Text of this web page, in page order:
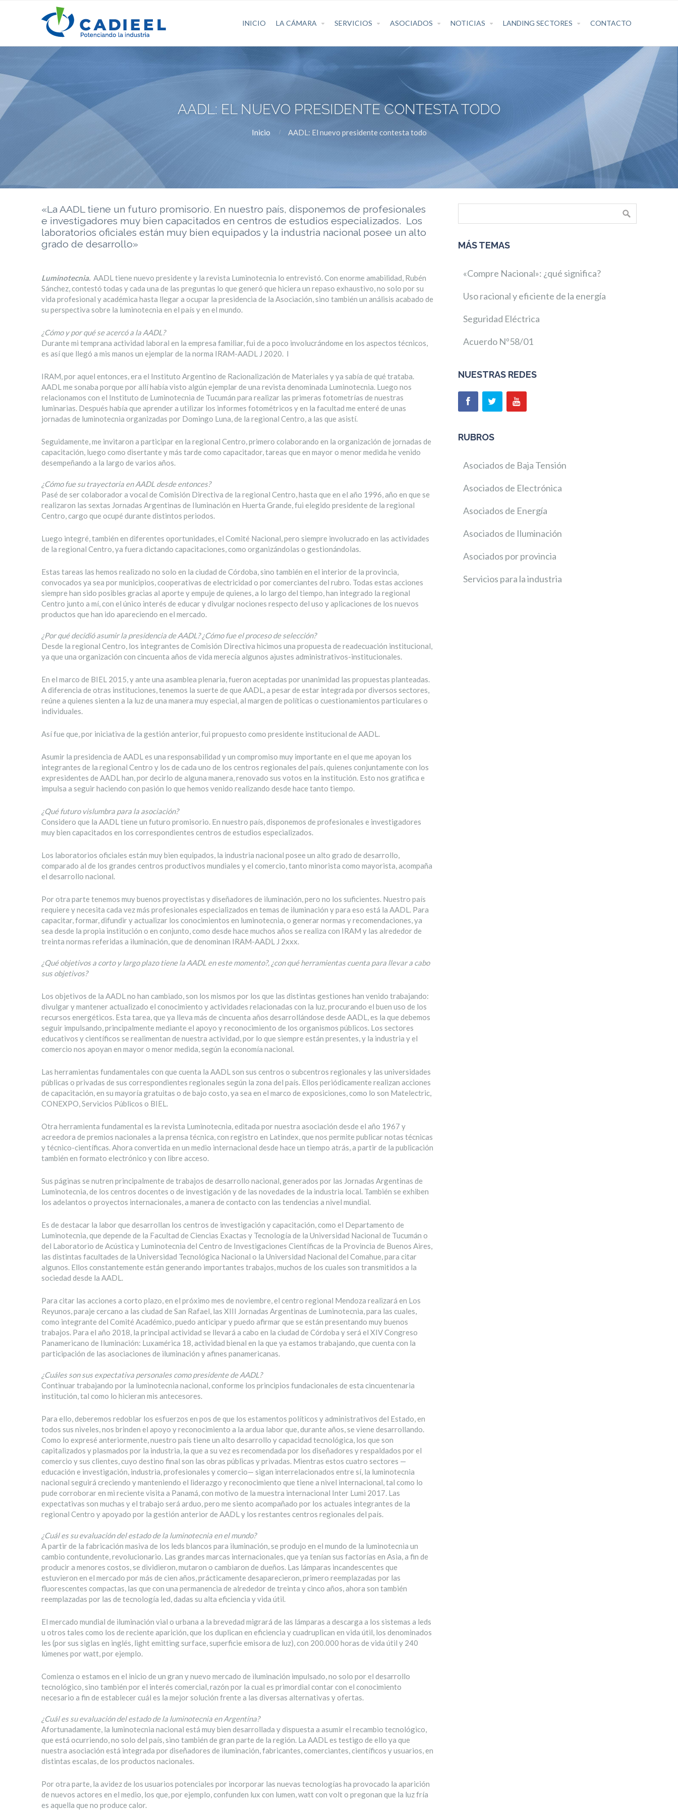
INICIO LA CÁMARA SERVICIOS ASOCIADOS NOTICIAS LANDING SECTORES CONTACTO
AADL: EL NUEVO PRESIDENTE CONTESTA TODO
Inicio AADL: El nuevo presidente contesta todo
«La AADL tiene un futuro promisorio. En nuestro país, disponemos de profesionales
e investigadores muy bien capacitados en centros de estudios especializados. Los
laboratorios oficiales están muy bien equipados y la industria nacional posee un alto
grado de desarrollo»
Luminotecnia. AADL tiene nuevo presidente y la revista Luminotecnia lo entrevistó. Con enorme amabilidad, Rubén
Sánchez, contestó todas y cada una de las preguntas lo que generó que hiciera un repaso exhaustivo, no solo por su
vida profesional y académica hasta llegar a ocupar la presidencia de la Asociación, sino también un análisis acabado de
su perspectiva sobre la luminotecnia en el país y en el mundo.
¿Cómo y por qué se acercó a la AADL?
Durante mi temprana actividad laboral en la empresa familiar, fui de a poco involucrándome en los aspectos técnicos,
es así que llegó a mis manos un ejemplar de la norma IRAM-AADL J 2020. I
IRAM, por aquel entonces, era el Instituto Argentino de Racionalización de Materiales y ya sabía de qué trataba.
AADL me sonaba porque por allí había visto algún ejemplar de una revista denominada Luminotecnia. Luego nos
relacionamos con el Instituto de Luminotecnia de Tucumán para realizar las primeras fotometrías de nuestras
luminarias. Después había que aprender a utilizar los informes fotométricos y en la facultad me enteré de unas
jornadas de luminotecnia organizadas por Domingo Luna, de la regional Centro, a las que asistí.
Seguidamente, me invitaron a participar en la regional Centro, primero colaborando en la organización de jornadas de
capacitación, luego como disertante y más tarde como capacitador, tareas que en mayor o menor medida he venido
desempeñando a la largo de varios años.
¿Cómo fue su trayectoria en AADL desde entonces?
Pasé de ser colaborador a vocal de Comisión Directiva de la regional Centro, hasta que en el año 1996, año en que se
realizaron las sextas Jornadas Argentinas de Iluminación en Huerta Grande, fui elegido presidente de la regional
Centro, cargo que ocupé durante distintos periodos.
Luego integré, también en diferentes oportunidades, el Comité Nacional, pero siempre involucrado en las actividades
de la regional Centro, ya fuera dictando capacitaciones, como organizándolas o gestionándolas.
Estas tareas las hemos realizado no solo en la ciudad de Córdoba, sino también en el interior de la provincia,
convocados ya sea por municipios, cooperativas de electricidad o por comerciantes del rubro. Todas estas acciones
siempre han sido posibles gracias al aporte y empuje de quienes, a lo largo del tiempo, han integrado la regional
Centro junto a mí, con el único interés de educar y divulgar nociones respecto del uso y aplicaciones de los nuevos
productos que han ido apareciendo en el mercado.
¿Por qué decidió asumir la presidencia de AADL? ¿Cómo fue el proceso de selección?
Desde la regional Centro, los integrantes de Comisión Directiva hicimos una propuesta de readecuación institucional,
ya que una organización con cincuenta años de vida merecía algunos ajustes administrativos-institucionales.
En el marco de BIEL 2015, y ante una asamblea plenaria, fueron aceptadas por unanimidad las propuestas planteadas.
A diferencia de otras instituciones, tenemos la suerte de que AADL, a pesar de estar integrada por diversos sectores,
reúne a quienes sienten a la luz de una manera muy especial, al margen de políticas o cuestionamientos particulares o
individuales.
Así fue que, por iniciativa de la gestión anterior, fui propuesto como presidente institucional de AADL.
Asumir la presidencia de AADL es una responsabilidad y un compromiso muy importante en el que me apoyan los
integrantes de la regional Centro y los de cada uno de los centros regionales del país, quienes conjuntamente con los
expresidentes de AADL han, por decirlo de alguna manera, renovado sus votos en la institución. Esto nos gratifica e
impulsa a seguir haciendo con pasión lo que hemos venido realizando desde hace tanto tiempo.
¿Qué futuro vislumbra para la asociación?
Considero que la AADL tiene un futuro promisorio. En nuestro país, disponemos de profesionales e investigadores
muy bien capacitados en los correspondientes centros de estudios especializados.
Los laboratorios oficiales están muy bien equipados, la industria nacional posee un alto grado de desarrollo,
comparado al de los grandes centros productivos mundiales y el comercio, tanto minorista como mayorista, acompaña
el desarrollo nacional.
Por otra parte tenemos muy buenos proyectistas y diseñadores de iluminación, pero no los suficientes. Nuestro país
requiere y necesita cada vez más profesionales especializados en temas de iluminación y para eso está la AADL. Para
capacitar, formar, difundir y actualizar los conocimientos en luminotecnia, o generar normas y recomendaciones, ya
sea desde la propia institución o en conjunto, como desde hace muchos años se realiza con IRAM y las alrededor de
treinta normas referidas a iluminación, que de denominan IRAM-AADL J 2xxx.
¿Qué objetivos a corto y largo plazo tiene la AADL en este momento?, ¿con qué herramientas cuenta para llevar a cabo
sus objetivos?
Los objetivos de la AADL no han cambiado, son los mismos por los que las distintas gestiones han venido trabajando:
divulgar y mantener actualizado el conocimiento y actividades relacionadas con la luz, procurando el buen uso de los
recursos energéticos. Esta tarea, que ya lleva más de cincuenta años desarrollándose desde AADL, es la que debemos
seguir impulsando, principalmente mediante el apoyo y reconocimiento de los organismos públicos. Los sectores
educativos y científicos se realimentan de nuestra actividad, por lo que siempre están presentes, y la industria y el
comercio nos apoyan en mayor o menor medida, según la economía nacional.
Las herramientas fundamentales con que cuenta la AADL son sus centros o subcentros regionales y las universidades
públicas o privadas de sus correspondientes regionales según la zona del país. Ellos periódicamente realizan acciones
de capacitación, en su mayoría gratuitas o de bajo costo, ya sea en el marco de exposiciones, como lo son Matelectric,
CONEXPO, Servicios Públicos o BIEL.
Otra herramienta fundamental es la revista Luminotecnia, editada por nuestra asociación desde el año 1967 y
acreedora de premios nacionales a la prensa técnica, con registro en Latindex, que nos permite publicar notas técnicas
y técnico-científicas. Ahora convertida en un medio internacional desde hace un tiempo atrás, a partir de la publicación
también en formato electrónico y con libre acceso.
Sus páginas se nutren principalmente de trabajos de desarrollo nacional, generados por las Jornadas Argentinas de
Luminotecnia, de los centros docentes o de investigación y de las novedades de la industria local. También se exhiben
los adelantos o proyectos internacionales, a manera de contacto con las tendencias a nivel mundial.
Es de destacar la labor que desarrollan los centros de investigación y capacitación, como el Departamento de
Luminotecnia, que depende de la Facultad de Ciencias Exactas y Tecnología de la Universidad Nacional de Tucumán o
del Laboratorio de Acústica y Luminotecnia del Centro de Investigaciones Científicas de la Provincia de Buenos Aires,
las distintas facultades de la Universidad Tecnológica Nacional o la Universidad Nacional del Comahue, para citar
algunos. Ellos constantemente están generando importantes trabajos, muchos de los cuales son transmitidos a la
sociedad desde la AADL.
Para citar las acciones a corto plazo, en el próximo mes de noviembre, el centro regional Mendoza realizará en Los
Reyunos, paraje cercano a las ciudad de San Rafael, las XIII Jornadas Argentinas de Luminotecnia, para las cuales,
como integrante del Comité Académico, puedo anticipar y puedo afirmar que se están presentando muy buenos
trabajos. Para el año 2018, la principal actividad se llevará a cabo en la ciudad de Córdoba y será el XIV Congreso
Panamericano de Iluminación: Luxamérica 18, actividad bienal en la que ya estamos trabajando, que cuenta con la
participación de las asociaciones de iluminación y afines panamericanas.
¿Cuáles son sus expectativa personales como presidente de AADL?
Continuar trabajando por la luminotecnia nacional, conforme los principios fundacionales de esta cincuentenaria
institución, tal como lo hicieran mis antecesores.
Para ello, deberemos redoblar los esfuerzos en pos de que los estamentos políticos y administrativos del Estado, en
todos sus niveles, nos brinden el apoyo y reconocimiento a la ardua labor que, durante años, se viene desarrollando.
Como lo expresé anteriormente, nuestro país tiene un alto desarrollo y capacidad tecnológica, los que son
capitalizados y plasmados por la industria, la que a su vez es recomendada por los diseñadores y respaldados por el
comercio y sus clientes, cuyo destino final son las obras públicas y privadas. Mientras estos cuatro sectores —
educación e investigación, industria, profesionales y comercio— sigan interrelacionados entre sí, la luminotecnia
nacional seguirá creciendo y manteniendo el liderazgo y reconocimiento que tiene a nivel internacional, tal como lo
pude corroborar en mi reciente visita a Panamá, con motivo de la muestra internacional Inter Lumi 2017. Las
expectativas son muchas y el trabajo será arduo, pero me siento acompañado por los actuales integrantes de la
regional Centro y apoyado por la gestión anterior de AADL y los restantes centros regionales del país.
¿Cuál es su evaluación del estado de la luminotecnia en el mundo?
A partir de la fabricación masiva de los leds blancos para iluminación, se produjo en el mundo de la luminotecnia un
cambio contundente, revolucionario. Las grandes marcas internacionales, que ya tenían sus factorías en Asia, a fin de
producir a menores costos, se dividieron, mutaron o cambiaron de dueños. Las lámparas incandescentes que
estuvieron en el mercado por más de cien años, prácticamente desaparecieron, primero reemplazadas por las
fluorescentes compactas, las que con una permanencia de alrededor de treinta y cinco años, ahora son también
reemplazadas por las de tecnología led, dadas su alta eficiencia y vida útil.
El mercado mundial de iluminación vial o urbana a la brevedad migrará de las lámparas a descarga a los sistemas a leds
u otros tales como los de reciente aparición, que los duplican en eficiencia y cuadruplican en vida útil, los denominados
les (por sus siglas en inglés, light emitting surface, superficie emisora de luz), con 200.000 horas de vida útil y 240
lúmenes por watt, por ejemplo.
Comienza o estamos en el inicio de un gran y nuevo mercado de iluminación impulsado, no solo por el desarrollo
tecnológico, sino también por el interés comercial, razón por la cual es primordial contar con el conocimiento
necesario a fin de establecer cuál es la mejor solución frente a las diversas alternativas y ofertas.
¿Cuál es su evaluación del estado de la luminotecnia en Argentina?
Afortunadamente, la luminotecnia nacional está muy bien desarrollada y dispuesta a asumir el recambio tecnológico,
que está ocurriendo, no solo del país, sino también de gran parte de la región. La AADL es testigo de ello ya que
nuestra asociación está integrada por diseñadores de iluminación, fabricantes, comerciantes, científicos y usuarios, en
distintas escalas, de los productos nacionales.
Por otra parte, la avidez de los usuarios potenciales por incorporar las nuevas tecnologías ha provocado la aparición
de nuevos actores en el medio, los que, por ejemplo, confunden lux con lumen, watt con volt o pregonan que la luz fría
es aquella que no produce calor.
MÁS TEMAS
«Compre Nacional»: ¿qué significa?
Uso racional y eficiente de la energía
Seguridad Eléctrica
Acuerdo Nº58/01
NUESTRAS REDES
RUBROS
Asociados de Baja Tensión
Asociados de Electrónica
Asociados de Energía
Asociados de Iluminación
Asociados por provincia
Servicios para la industria